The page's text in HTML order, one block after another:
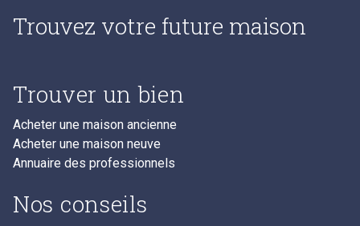
Trouvez votre future maison
Trouver un bien
Acheter une maison ancienne
Acheter une maison neuve
Annuaire des professionnels
Nos conseils